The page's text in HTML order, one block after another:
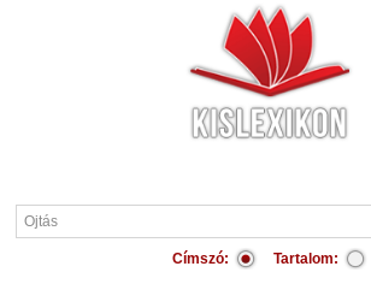
Címszó: Tartalom: